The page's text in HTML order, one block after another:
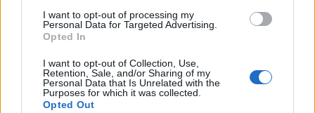
I want to opt-out of processing my
Personal Data for Targeted Advertising.
Opted In
I want to opt-out of Collection, Use,
Retention, Sale, and/or Sharing of my
Personal Data that Is Unrelated with the
Purposes for which it was collected.
Opted Out
NEWS E ATTUALITÀ